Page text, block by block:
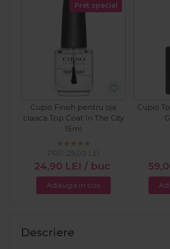
Pret special
Cupio Finish pentru oja
clasica Top Coat In The City
15ml
24,90 LEI / buc
PRP: 29,00 LEI
Adauga in cos
Cupio
Descriere